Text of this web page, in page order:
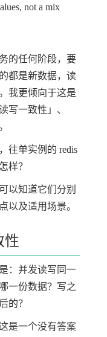
not a mix
的任何阶段，要
都是新数据，读
我更倾向于这是
写一致性」、
往单实例的 redis
样？
以知道它们分别
以及适用场景。
性
：并发读写同一
一份数据？写之
的？
是一个没有答案